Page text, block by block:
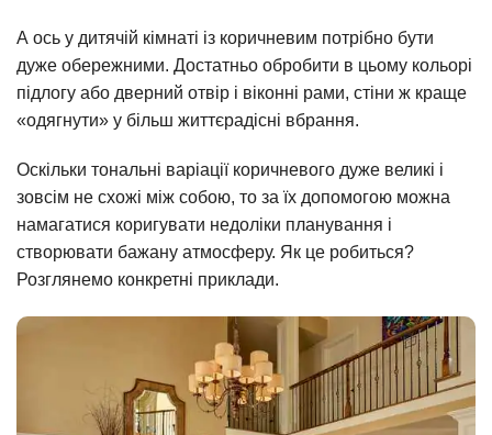
А ось у дитячій кімнаті із коричневим потрібно бути
дуже обережними. Достатньо обробити в цьому кольорі
підлогу або дверний отвір і віконні рами, стіни ж краще
«одягнути» у більш життєрадісні вбрання.
Оскільки тональні варіації коричневого дуже великі і
зовсім не схожі між собою, то за їх допомогою можна
намагатися коригувати недоліки планування і
створювати бажану атмосферу. Як це робиться?
Розглянемо конкретні приклади.